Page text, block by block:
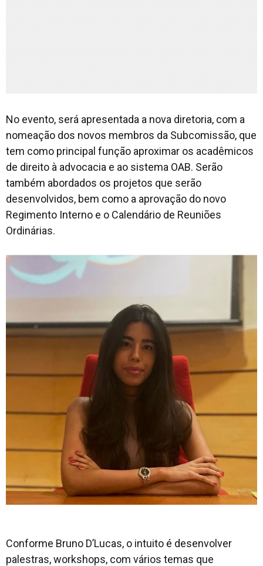
No evento, será apresentada a nova diretoria, com a
nomeação dos novos membros da Subcomissão, que
tem como principal função aproximar os acadêmicos
de direito à advocacia e ao sistema OAB. Serão
também abordados os projetos que serão
desenvolvidos, bem como a aprovação do novo
Regimento Interno e o Calendário de Reuniões
Ordinárias.
Conforme Bruno D’Lucas, o intuito é desenvolver
palestras, workshops, com vários temas que